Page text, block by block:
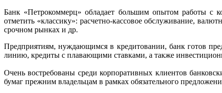
Банк «Петрокоммерц» обладает большим опытом работы с
отметить «классику»: расчетно-кассовое обслуживание,
срочном рынках и др.
Предприятиям, нуждающимся в кредитовании, банк готов
линию, кредиты с плавающими ставками, а также
Очень востребованы среди корпоративных клиентов
бумаг прежним владельцам в рамках обязательного